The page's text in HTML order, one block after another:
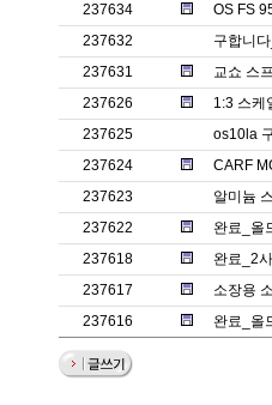
237634
OS FS
237632
구합니
237631
교쇼 스
237626
1:3 스케
237625
os10la
237624
CARF
237623
알미늄
237622
완료_올
237618
완료_2
237617
소장용
237616
완료_올